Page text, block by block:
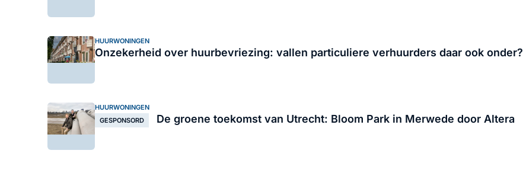
HUURWONINGEN
Onzekerheid over huurbevriezing: vallen particuliere verhuurders daar ook onder?
HUURWONINGEN
GESPONSORD
De groene toekomst van Utrecht: Bloom Park in Merwede door Altera